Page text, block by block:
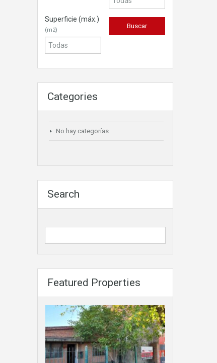
Superficie (máx.)
(m2)
Categories
No hay categorías
Search
Featured Properties